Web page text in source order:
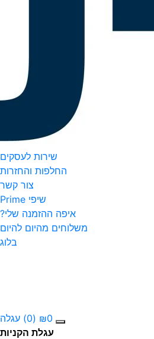
שירות לעסקים
החלפות והחזרות
צור קשר
שיפי Prime
איפה ההזמנה שלי?
משלוחים מהיום להיום
בלוג
₪0
(0)
עגלה
עגלת הקניות